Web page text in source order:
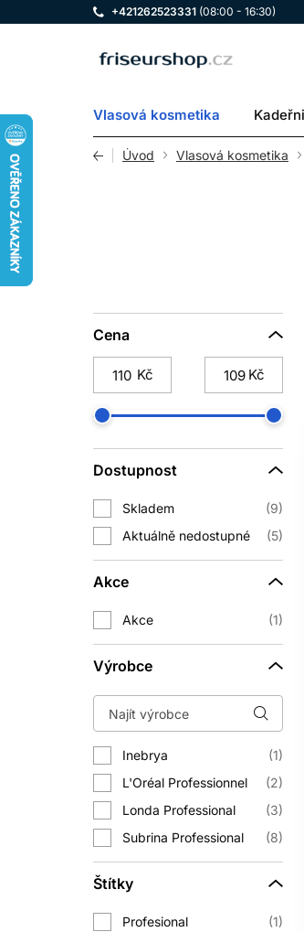
+421262523331 (08:00 - 16:30)
LOMAX
Vlasová kosmetika
Úvod Vlasová kosmetika
Cena
Kč Kč
Dostupnost
Skladem
9
Aktuálně nedostupné
5
Akce
Akce 1
Výrobce
Inebrya
1
L'Oréal Professionnel
2
Londa Professional
3
Subrina Professional
8
Štítky
Profesional
1